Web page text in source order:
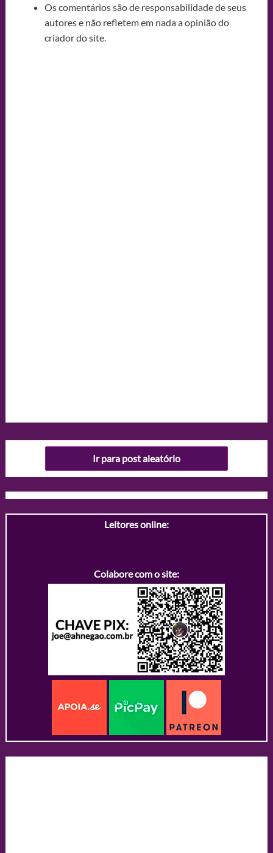
Os comentários são de responsabilidade de seus
autores e não refletem em nada a opinião do
criador do site.
Ir para post aleatório
Leitores online:
Colabore com o site: